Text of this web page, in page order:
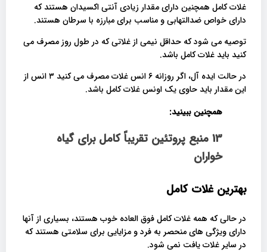
غلات کامل همچنین دارای مقدار زیادی آنتی اکسیدان هستند که
دارای خواص ضدالتهابی و مناسب برای مبارزه با سرطان هستند.
توصیه می شود که حداقل نیمی از غلاتی که در طول روز مصرف می
کنید باید غلات کامل باشد.
در حالت ایده آل، اگر روزانه ۶ انس غلات مصرف می کنید ۳ انس از
این مقدار باید حاوی یک اونس غلات کامل باشد.
همچنین ببینید:
13 منبع پروتئین تقریباً کامل برای گیاه
خواران
بهترین غلات کامل
در حالی که همه غلات کامل فوق العاده خوب هستند، بسیاری از آنها
دارای ویژگی های منحصر به فرد و مزایایی برای سلامتی هستند که
در سایر غلات یافت نمی شود.